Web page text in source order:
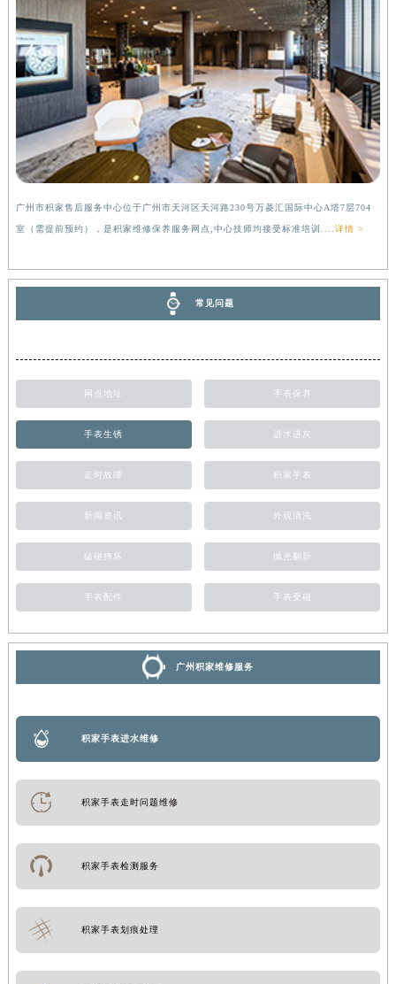
广州市积家售后服务中心位于广州市天河区天河路230号万菱汇国际中心A塔7层704
室（需提前预约），是积家维修保养服务网点,中心技师均接受标准培训....详情 >
常见问题
网点地址 手表保养
手表生锈 进水进灰
走时故障 积家手表
新闻资讯 外观清洗
磕碰摔坏 抛光翻新
手表配件 手表受磁
广州积家维修服务
积家手表进水维修
积家手表走时问题维修
积家手表检测服务
积家手表划痕处理